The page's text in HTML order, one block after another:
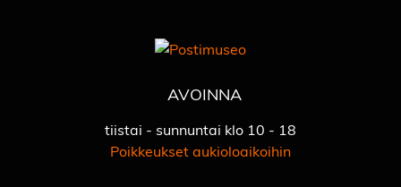
AVOINNA
tiistai - sunnuntai klo 10 - 18
Poikkeukset aukioloaikoihin